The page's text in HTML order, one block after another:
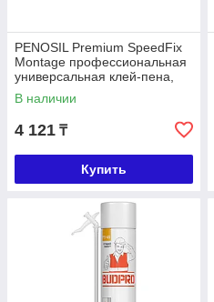
PENOSIL Premium SpeedFix
Montage профессиональная
универсальная клей-пена,
750 мл
В наличии
4 121 ₸
Купить